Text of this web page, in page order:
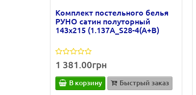
Комплект постельного белья
РУНО сатин полуторный
143х215 (1.137А_S28-4(A+B)
1 381.00грн
В корзину Быстрый заказ